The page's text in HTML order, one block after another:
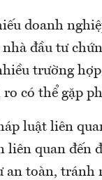
doanh
đầu tư
trường
có thể gặp
luật liên
quan đến
an toàn,